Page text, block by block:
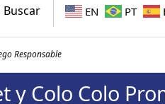
Buscar EN PT
Responsable
y Colo Colo